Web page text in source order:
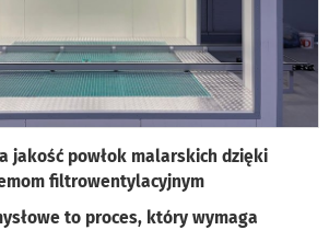
jakość powłok malarskich dzięki
filtrowentylacyjnym
to proces, który wymaga